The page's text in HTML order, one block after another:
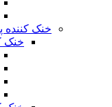
خنک کننده
خنک